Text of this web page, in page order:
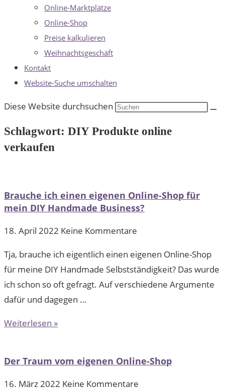
Online-Marktplätze
Online-Shop
Preise kalkulieren
Weihnachtsgeschäft
Kontakt
Website-Suche umschalten
Diese Website durchsuchen
Schlagwort: DIY Produkte online
verkaufen
Brauche ich einen eigenen Online-Shop für
mein DIY Handmade Business?
18. April 2022 Keine Kommentare
Tja, brauche ich eigentlich einen eigenen Online-Shop
für meine DIY Handmade Selbstständigkeit? Das wurde
ich schon so oft gefragt. Auf verschiedene Argumente
dafür und dagegen …
Weiterlesen »
Der Traum vom eigenen Online-Shop
16. März 2022 Keine Kommentare